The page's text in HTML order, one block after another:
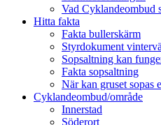
Vad Cyklandeombud
Hitta fakta
Fakta bullerskärm
Styrdokument
Sopsaltning kan
Fakta sopsaltning
När kan gruset sopas
Cyklandeombud/område
Innerstad
Söderort